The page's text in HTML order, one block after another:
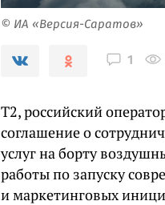
© ИА «Версия-Саратов»
1
Т2, российский
соглашение о
услуг на борту
работы по запуску
и маркетинговых